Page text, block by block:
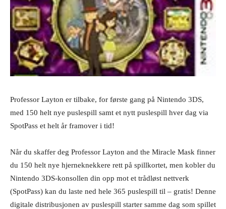
Professor Layton er tilbake, for første gang på Nintendo 3DS,
med 150 helt nye puslespill samt et nytt puslespill hver dag via
SpotPass et helt år framover i tid!
Når du skaffer deg Professor Layton and the Miracle Mask finner
du 150 helt nye hjerneknekkere rett på spillkortet, men kobler du
Nintendo 3DS-konsollen din opp mot et trådløst nettverk
(SpotPass) kan du laste ned hele 365 puslespill til – gratis! Denne
digitale distribusjonen av puslespill starter samme dag som spillet